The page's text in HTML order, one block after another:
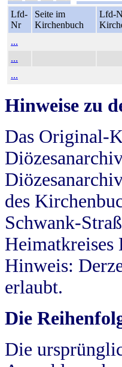
Lfd-
Nr
Seite im
Kirchenbuch
Lfd-
...
...
...
Hinweise zu
Das Original-
des
Schwank-
Heimatkreises
Hinweis:
erlaubt.
Die
Die